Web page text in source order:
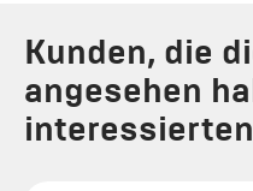
Kunden, die
angesehen